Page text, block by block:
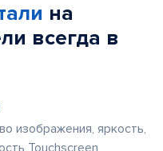
на
всегда в
изображения, яркость,
Touchscreen